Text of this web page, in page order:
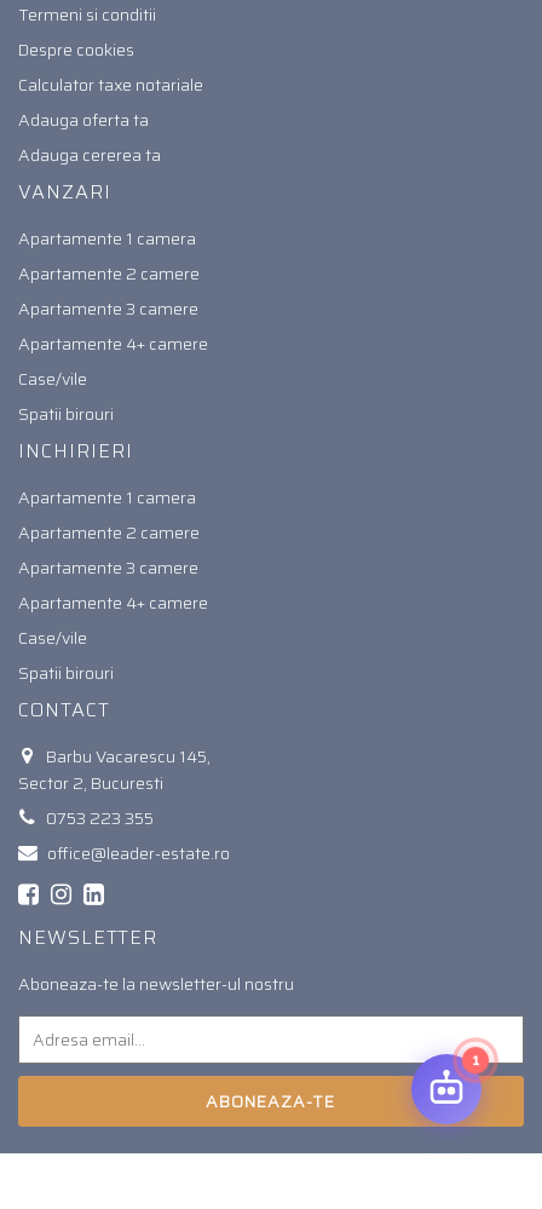
Termeni si conditii
Despre cookies
Calculator taxe notariale
Adauga oferta ta
Adauga cererea ta
VANZARI
Apartamente 1 camera
Apartamente 2 camere
Apartamente 3 camere
Apartamente 4+ camere
Case/vile
Spatii birouri
INCHIRIERI
Apartamente 1 camera
Apartamente 2 camere
Apartamente 3 camere
Apartamente 4+ camere
Case/vile
Spatii birouri
CONTACT
Barbu Vacarescu 145,
Sector 2, Bucuresti
0753 223 355
office@leader-estate.ro
NEWSLETTER
Aboneaza-te la newsletter-ul nostru
ABONEAZA-TE
1